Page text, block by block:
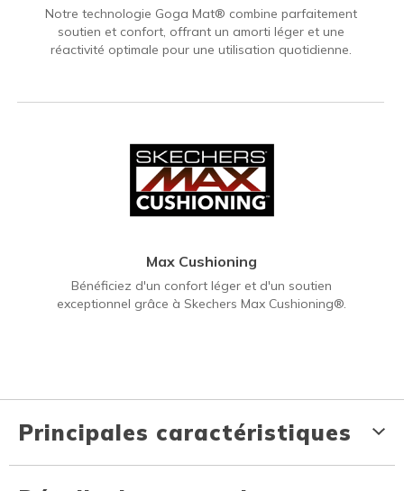
Notre technologie Goga Mat® combine parfaitement
soutien et confort, offrant un amorti léger et une
réactivité optimale pour une utilisation quotidienne.
Max Cushioning
Bénéficiez d'un confort léger et d'un soutien
exceptionnel grâce à Skechers Max Cushioning®.
Principales caractéristiques